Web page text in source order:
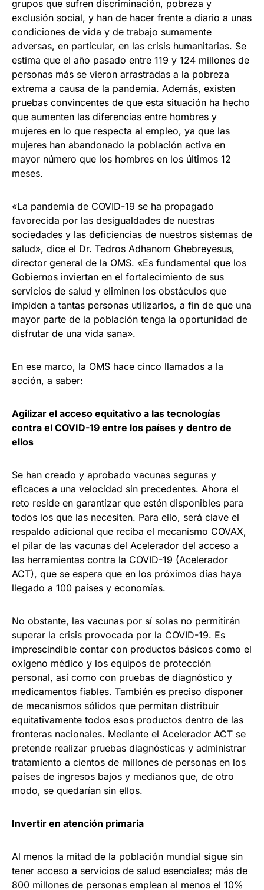
grupos que sufren discriminación, pobreza y
exclusión social, y han de hacer frente a diario a unas
condiciones de vida y de trabajo sumamente
adversas, en particular, en las crisis humanitarias. Se
estima que el año pasado entre 119 y 124 millones de
personas más se vieron arrastradas a la pobreza
extrema a causa de la pandemia. Además, existen
pruebas convincentes de que esta situación ha hecho
que aumenten las diferencias entre hombres y
mujeres en lo que respecta al empleo, ya que las
mujeres han abandonado la población activa en
mayor número que los hombres en los últimos 12
meses.
«La pandemia de COVID-19 se ha propagado
favorecida por las desigualdades de nuestras
sociedades y las deficiencias de nuestros sistemas de
salud», dice el Dr. Tedros Adhanom Ghebreyesus,
director general de la OMS. «Es fundamental que los
Gobiernos inviertan en el fortalecimiento de sus
servicios de salud y eliminen los obstáculos que
impiden a tantas personas utilizarlos, a fin de que una
mayor parte de la población tenga la oportunidad de
disfrutar de una vida sana».
En ese marco, la OMS hace cinco llamados a la
acción, a saber:
Agilizar el acceso equitativo a las tecnologías
contra el COVID-19 entre los países y dentro de
ellos
Se han creado y aprobado vacunas seguras y
eficaces a una velocidad sin precedentes. Ahora el
reto reside en garantizar que estén disponibles para
todos los que las necesiten. Para ello, será clave el
respaldo adicional que reciba el mecanismo COVAX,
el pilar de las vacunas del Acelerador del acceso a
las herramientas contra la COVID-19 (Acelerador
ACT), que se espera que en los próximos días haya
llegado a 100 países y economías.
No obstante, las vacunas por sí solas no permitirán
superar la crisis provocada por la COVID-19. Es
imprescindible contar con productos básicos como el
oxígeno médico y los equipos de protección
personal, así como con pruebas de diagnóstico y
medicamentos fiables. También es preciso disponer
de mecanismos sólidos que permitan distribuir
equitativamente todos esos productos dentro de las
fronteras nacionales. Mediante el Acelerador ACT se
pretende realizar pruebas diagnósticas y administrar
tratamiento a cientos de millones de personas en los
países de ingresos bajos y medianos que, de otro
modo, se quedarían sin ellos.
Invertir en atención primaria
Al menos la mitad de la población mundial sigue sin
tener acceso a servicios de salud esenciales; más de
800 millones de personas emplean al menos el 10%